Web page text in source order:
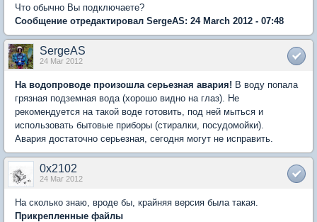
Что обычно Вы подключаете?
Сообщение отредактировал SergeAS: 24 March 2012 - 07:48
SergeAS
24 Mar 2012
На водопроводе произошла серьезная авария! В воду попала
грязная подземная вода (хорошо видно на глаз). Не
рекомендуется на такой воде готовить, под ней мыться и
использовать бытовые приборы (стиралки, посудомойки).
Авария достаточно серьезная, сегодня могут не исправить.
0x2102
24 Mar 2012
На сколько знаю, вроде бы, крайняя версия была такая.
Прикрепленные файлы